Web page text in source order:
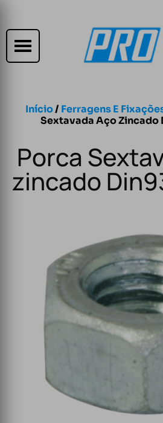
Início/ Ferragens E
Sextavada Aço Zincado
Porca
zincado